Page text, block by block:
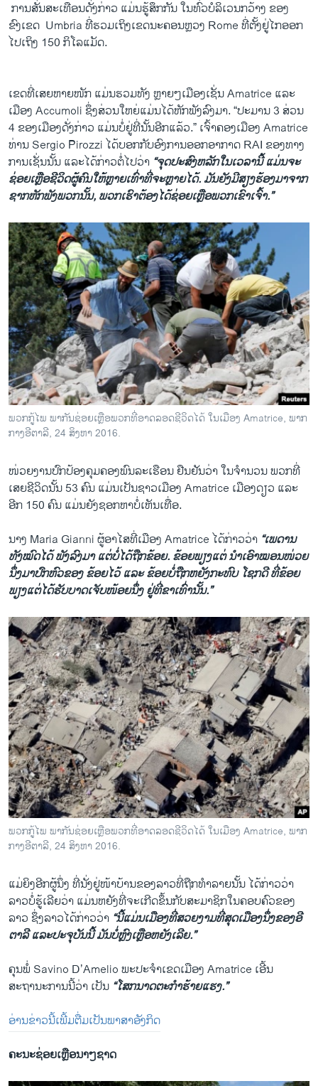
​ ການສັ່ນສະເທືອນດັ່ງກ່າວ ​ແມ່ນຮູ້ສຶກກັນ ​ໃນທົ່ວບໍລິ​ເວນ​ກວ້າງ​ ຂອງ
ຂົງເຂດ ​ Umbria ທີ່​ຮວມ​ເຖິງ​ເຂດນະຄອນ​ຫຼວງ Rome ທີ່ຕັ້ງ​ຢູ່ໄກອອກ
ໄປເຖິງ 150 ກິໂລແມັດ.
ເຂດ​ທີ່ເສຍຫາຍໜັກ ​ແມ່ນ​ຮວມທັງ ຫຼາຍໆ​ເມືອງ​ເຊັ່​ນ Amatrice ແລະ
ເມືອງ​ Accumoli ຊຶ່ງ​ສ່ວນ​ໃຫຍ່​ແມ່ນ​ໄດ້ຫັກພັງລົງ​ມາ​. “ປະມານ 3 ສ່ວນ
4 ຂອງ​ເມືອງດັ່ງກ່າວ ​ແມ່ນບໍ່​ຢູ່​ທີ່​ນັ້ນ​ອີກ​ແລ້ວ.” ເຈົ້າຄອງ​ເມືອງ Amatrice
ທ່ານ Sergio Pirozzi ​ໄດ້​ບອກ​ກັບ​ອົງການ​ອອກ​ອາກາດ RAI ​ຂອງທາງ​
ການ​ເຊັ່ນ​ນັ້ນ ​ແລະ​ໄດ້​ກ່າວ​ຕໍ່​ໄປ​ວ່າ “ຈຸດ​ປະສົງ​ຫລັກ​ໃນ​ເວລາ​ນີ້ ​ແມ່ນຈະ​
ຊ່ອຍ​ເຫຼືອ​ຊີວິດ​ຜູ້​ຄົນ​ໃຫ້ຫຼາຍ​ເທົ່າ​ທີ່​ຈະ​ຫຼາຍ​ໄດ້. ມັນ​ຍັງ​ມີ​ສຽງ​ຮ້ອງ​ມາ​ຈາກ​
ຊາກ​ຫັກ​ພັງ​ພວກ​ນັ້ນ, ພວກ​ເຮົາ​ຕ້ອງ​ໄດ້​ຊ່ອຍ​ເຫຼືອ​ພວກ​ເຂົາ​ເຈົ້​າ.”
ພວກກູ້ໄພ ພາກັນຊ່ອຍເຫຼືອພວກທີ່ອາດລອດຊີວິດໄດ້ ໃນເມືອງ Amatrice, ພາກ
ກາງອີຕາລີ, 24 ສິງຫາ 2016.
ໜ່ວຍງານປົກ​ປ້ອງ​ຄຸມ​ຄອງ​ພົນລະ​ເຮືອນ ຢືນຢັນ​ວ່າ ​ໃນ​ຈຳ​ນວນ ພວກ​ທີ່​
ເສຍ​ຊີວິດ​ນັ້ນ 53 ຄົນ ​ແມ່ນ​ເປັນ​ຊາວ​ເມືອງ Amatrice ​ເມືອງ​ດຽວ ​ແລະ
ອີກ 150 ຄົນ ແມ່ນ​ຍັງ​ຊອກ​ຫາ​ບໍ່​ເຫັນເທື່ອ.
ນາງ Maria Gianni ຜູ້​ອາ​ໄສ​ທີ່ເມືອງ Amatrice ​ໄດ້​ກ່າວ​ວ່າ “ເພດານ
ທັງໝົດໄດ້ ພັງລົງມາ ແຕ່ບໍ່ໄດ້ຖືກຂ້ອຍ. ຂ້ອຍພຽງແຕ່ ນຳເອົາໝອນໜ່ວຍ
ນຶ່ງມາປົກຫົວຂອງ ຂ້ອຍ​ໄວ້ ແລະ ຂ້ອຍ​ບໍ່​ຖືກ​ຫຍັງ​ກະທົບ ໂຊກດີ ທີ່ຂ້ອຍ
ພຽງແຕ່ໄດ້ຮັບບາດເຈັບໜ້ອຍນຶ່ງ ຢູ່ທີ່ຂາ​ເທົ່າ​ນັ້ນ.”
ພວກກູ້ໄພ ພາກັນຊ່ອຍເຫຼືອພວກທີ່ອາດລອດຊີວິດໄດ້ ໃນເມືອງ Amatrice, ພາກ
ກາງອີຕາລີ, 24 ສິງຫາ 2016.
​ແມ່​ຍິງ​ອີກ​ຜູ້​ນຶ່ງ ທີ່​ນັ່ງ​ຢູ່​ໜ້າ​ບ້ານ​ຂອງ​ລາວ​ທີ່​ຖືກ​ທຳລາຍ​ນັ້ນ ​ໄດ້​ກ່າວ​ວ່າ
ລາວບໍ່​ຮູ້​ເລີຍ​ວ່າ ​ແມ່ນ​ຫຍັງ​ທີ່​ຈະ​ເກີດ​ຂຶ້ນ​ກັບ​ສະມາຊິກໃນ​ຄອບຄົວ​ຂອງ​
ລາວ ຊຶ່ງ​ລາວໄດ້ກ່າວ​ວ່າ “ນີ້​ແມ່ນ​ເມືອງ​ທີ່​ສວຍ​ງາມ​ທີ່​ສຸດ​ເມືອງ​ນຶ່ງ​ຂອງ​ອີ​
ຕາ​ລີ ​ແລະ​ປະຈຸ​ບັນ​ນີ້ ມັນ​ບໍ່​ຫຼົງ​ເຫຼືອ​ຫຍັງ​ເລີຍ.”
ຄຸນພໍ່ Savino D’Amelio ພະ​ປະຈຳ​ເຂດເມືອງ Amatrice ເອີ້ນ
ສະຖານະການນີ້ວ່າ ເປັນ “ໂສກນາດຕະກຳຮ້າຍ​ແຮງ.”
ອ່ານ​ຂ່າວ​ນີ້​ເພີ້​ມຕື່ມ​ເປັນ​ພາສາ​ອັງກິດ
ຄະນະຊ່ອຍເຫຼືອນາໆຊາດ